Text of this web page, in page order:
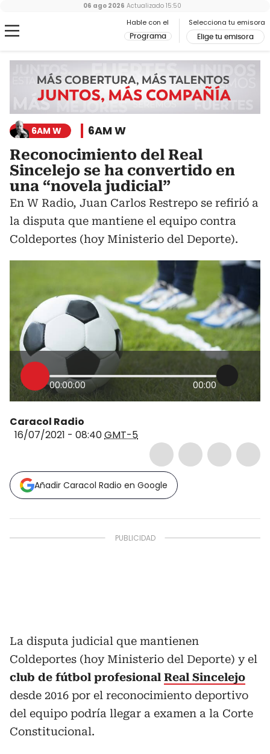
Hable con el
Programa
Selecciona tu emisora
Elige tu emisora
06 ago 2026 Actualizado 15:50
6AM W 6AM W
Reconocimiento del Real
Sincelejo se ha convertido en
una “novela judicial”
En W Radio, Juan Carlos Restrepo se refirió a
la disputa que mantiene el equipo contra
Coldeportes (hoy Ministerio del Deporte).
00:00:00 00:00
Caracol Radio
16/07/2021 - 08:40GMT-5
Añadir Caracol Radio en Google
La disputa judicial que mantienen
Coldeportes (hoy Ministerio del Deporte) y el
club de fútbol profesional Real Sincelejo
desde 2016 por el reconocimiento deportivo
del equipo podría llegar a examen a la Corte
Constitucional.